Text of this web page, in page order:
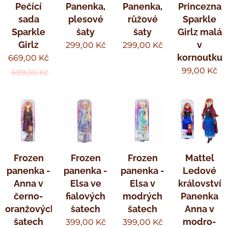
Pečící
sada
Sparkle
Girlz
669,00 Kč
699,00Kč
Panenka,
plesové
šaty
299,00 Kč
Panenka,
růžové
šaty
299,00 Kč
Princezna
Sparkle
Girlz malá
v
kornoutku
99,00 Kč
Frozen
panenka -
Anna v
černo-
oranžových
šatech
Frozen
panenka -
Elsa ve
fialových
šatech
399,00 Kč
Frozen
panenka -
Elsa v
modrých
šatech
399,00 Kč
Mattel
Ledové
království
Panenka
Anna v
modro-